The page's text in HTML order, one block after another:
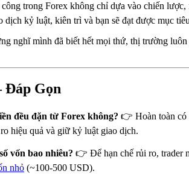
trong Forex không chỉ dựa vào chiến lược,
dịch kỷ luật, kiên trì và bạn sẽ đạt được mục
nghĩ mình đã biết hết mọi thứ, thị trường
Đáp Gọn
đều đặn từ Forex không? 👉 Hoàn toàn có
hiệu quả và giữ kỷ luật giao dịch.
vốn bao nhiêu? 👉 Để hạn chế rủi ro, trader
nhỏ (~100-500 USD).